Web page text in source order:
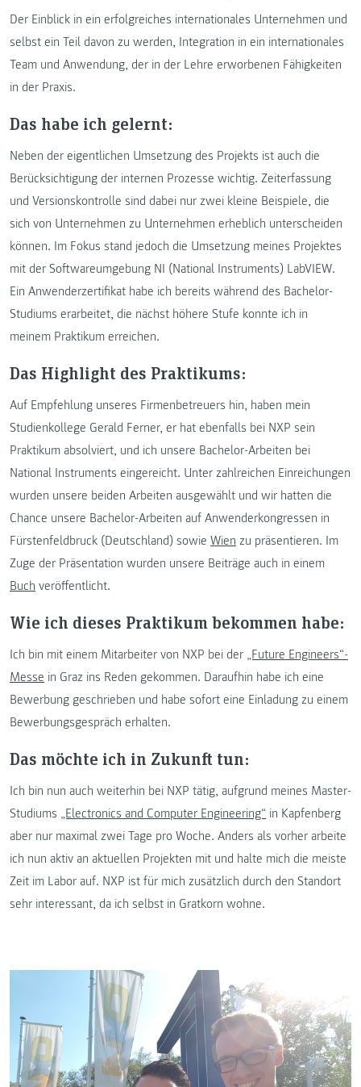
Der Einblick in ein erfolgreiches internationales Unternehmen und
selbst ein Teil davon zu werden, Integration in ein internationales
Team und Anwendung, der in der Lehre erworbenen Fähigkeiten
in der Praxis.
Das habe ich gelernt:
Neben der eigentlichen Umsetzung des Projekts ist auch die
Berücksichtigung der internen Prozesse wichtig. Zeiterfassung
und Versionskontrolle sind dabei nur zwei kleine Beispiele, die
sich von Unternehmen zu Unternehmen erheblich unterscheiden
können. Im Fokus stand jedoch die Umsetzung meines Projektes
mit der Softwareumgebung NI (National Instruments) LabVIEW.
Ein Anwenderzertifikat habe ich bereits während des Bachelor-
Studiums erarbeitet, die nächst höhere Stufe konnte ich in
meinem Praktikum erreichen.
Das Highlight des Praktikums:
Auf Empfehlung unseres Firmenbetreuers hin, haben mein
Studienkollege Gerald Ferner, er hat ebenfalls bei NXP sein
Praktikum absolviert, und ich unsere Bachelor-Arbeiten bei
National Instruments eingereicht. Unter zahlreichen Einreichungen
wurden unsere beiden Arbeiten ausgewählt und wir hatten die
Chance unsere Bachelor-Arbeiten auf Anwenderkongressen in
Fürstenfeldbruck (Deutschland) sowie Wien zu präsentieren. Im
Zuge der Präsentation wurden unsere Beiträge auch in einem
Buch veröffentlicht.
Wie ich dieses Praktikum bekommen habe:
Ich bin mit einem Mitarbeiter von NXP bei der „Future Engineers“-
Messe in Graz ins Reden gekommen. Daraufhin habe ich eine
Bewerbung geschrieben und habe sofort eine Einladung zu einem
Bewerbungsgespräch erhalten.
Das möchte ich in Zukunft tun:
Ich bin nun auch weiterhin bei NXP tätig, aufgrund meines Master-
Studiums „Electronics and Computer Engineering“ in Kapfenberg
aber nur maximal zwei Tage pro Woche. Anders als vorher arbeite
ich nun aktiv an aktuellen Projekten mit und halte mich die meiste
Zeit im Labor auf. NXP ist für mich zusätzlich durch den Standort
sehr interessant, da ich selbst in Gratkorn wohne.